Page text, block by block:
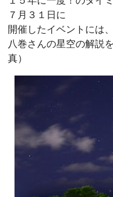
７月３１日に
開催したイベントには
八巻さんの星空の解説
真）